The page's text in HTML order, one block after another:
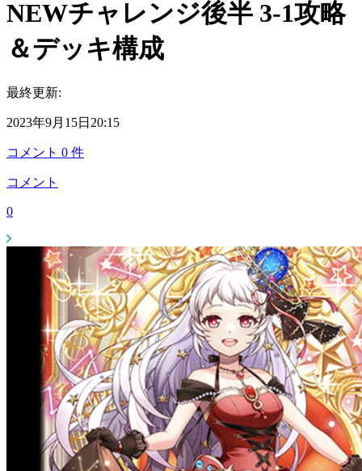
NEWチャレンジ後半 3-1攻略
＆デッキ構成
最終更新:
2023年9月15日20:15
コメント 0 件
コメント
0